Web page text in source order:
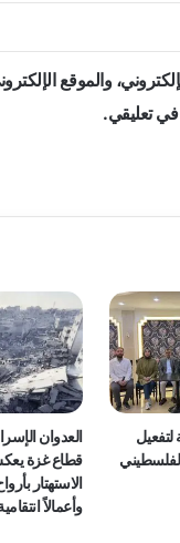
والموقع
في تعليقي.
لتفعيل
العدوان
قطاع غزة
الاستهتار
وأعمالاً